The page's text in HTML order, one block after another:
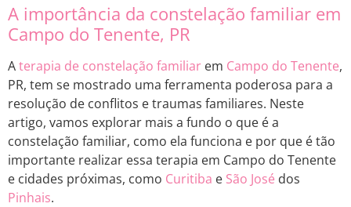
A importância da constelação familiar em
Campo do Tenente, PR
Aterapia de constelação familiar em Campo do Tenente,
PR, tem se mostrado uma ferramenta poderosa para a
resolução de conflitos e traumas familiares. Neste
artigo, vamos explorar mais a fundo o que é a
constelação familiar, como ela funciona e por que é tão
importante realizar essa terapia em Campo do Tenente
e cidades próximas, como Curitiba e São José dos
Pinhais.